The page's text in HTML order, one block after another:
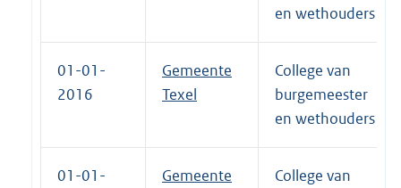
en wethouders
01-01-
2016
Gemeente
Texel
College van
burgemeester
en wethouders
01-01-
Gemeente
College van